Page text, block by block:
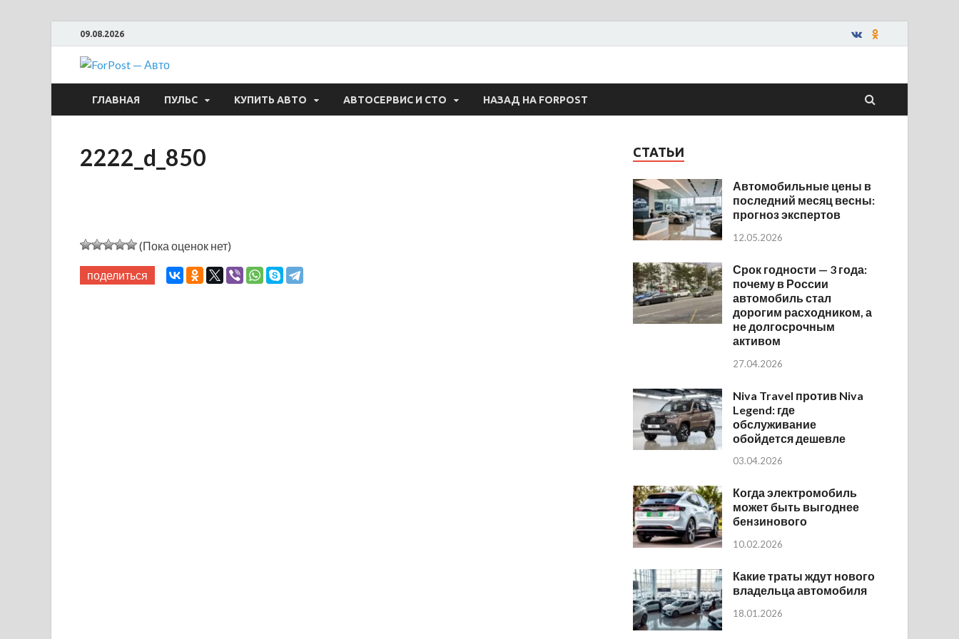
09.08.2026
ForPost — Авто
ГЛАВНАЯ ПУЛЬС КУПИТЬ АВТО АВТОСЕРВИС И СТО НАЗАД НА FORPOST
2222_d_850
(Пока оценок нет)
поделиться
СТАТЬИ
Автомобильные цены в
последний месяц весны:
прогноз экспертов
12.05.2026
Срок годности — 3 года:
почему в России
автомобиль стал
дорогим расходником, а
не долгосрочным
активом
27.04.2026
Niva Travel против Niva
Legend: где
обслуживание
обойдется дешевле
03.04.2026
Когда электромобиль
может быть выгоднее
бензинового
10.02.2026
Какие траты ждут нового
владельца автомобиля
18.01.2026